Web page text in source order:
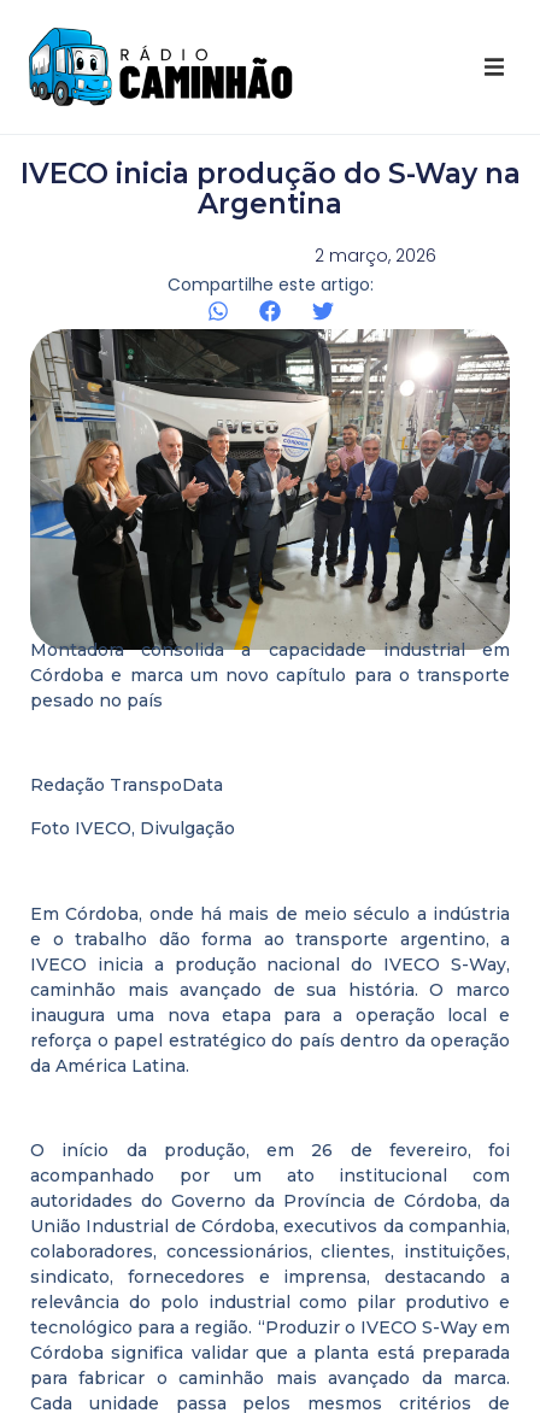
Destaques Youtube
Galeria de Fotos
Agenda
Contato
IVECO inicia produção do S-Way na
Argentina
2 março, 2026
Compartilhe este artigo:
Montadora consolida a capacidade industrial em
Córdoba e marca um novo capítulo para o transporte
pesado no país
Redação TranspoData
Foto IVECO, Divulgação
Em Córdoba, onde há mais de meio século a indústria
e o trabalho dão forma ao transporte argentino, a
IVECO inicia a produção nacional do IVECO S-Way,
caminhão mais avançado de sua história. O marco
inaugura uma nova etapa para a operação local e
reforça o papel estratégico do país dentro da operação
da América Latina.
O início da produção, em 26 de fevereiro, foi
acompanhado por um ato institucional com
autoridades do Governo da Província de Córdoba, da
União Industrial de Córdoba, executivos da companhia,
colaboradores, concessionários, clientes, instituições,
sindicato, fornecedores e imprensa, destacando a
relevância do polo industrial como pilar produtivo e
tecnológico para a região. “Produzir o IVECO S-Way em
Córdoba significa validar que a planta está preparada
para fabricar o caminhão mais avançado da marca.
Cada unidade passa pelos mesmos critérios de